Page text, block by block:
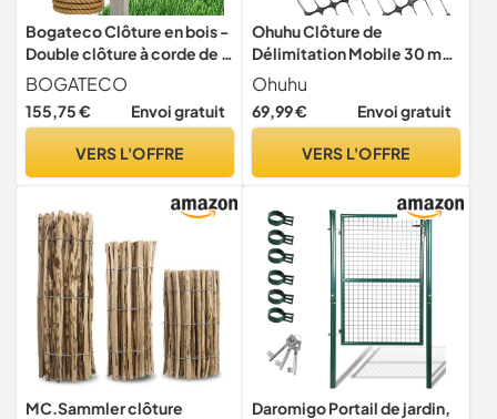
Bogateco Clôture en bois -
Double clôture à corde de 6
m - Kit complet avec corde
de jute de 30 mm et
poteaux en bois - Bois
enfoncer pour le sol -
BOGATECO
155,75 € Envoi gratuit
VERS L'OFFRE
Ohuhu Clôture de
Délimitation Mobile 30 m
de Long & 1 m de Haut, 25
Piquets, Filet de Jardin,
Clôture Extérieur pour
Camping, Noir
Ohuhu
69,99 € Envoi gratuit
VERS L'OFFRE
MC.Sammler clôture
Daromigo Portail de jardin,